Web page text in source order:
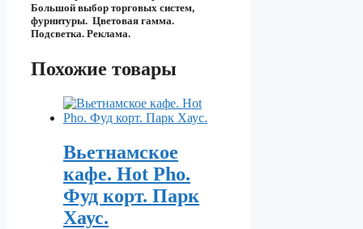
Большой выбор торговых систем,
фурнитуры. Цветовая гамма.
Подсветка. Реклама.
Похожие товары
Вьетнамское
кафе. Hot Pho.
Фуд корт. Парк
Хаус.